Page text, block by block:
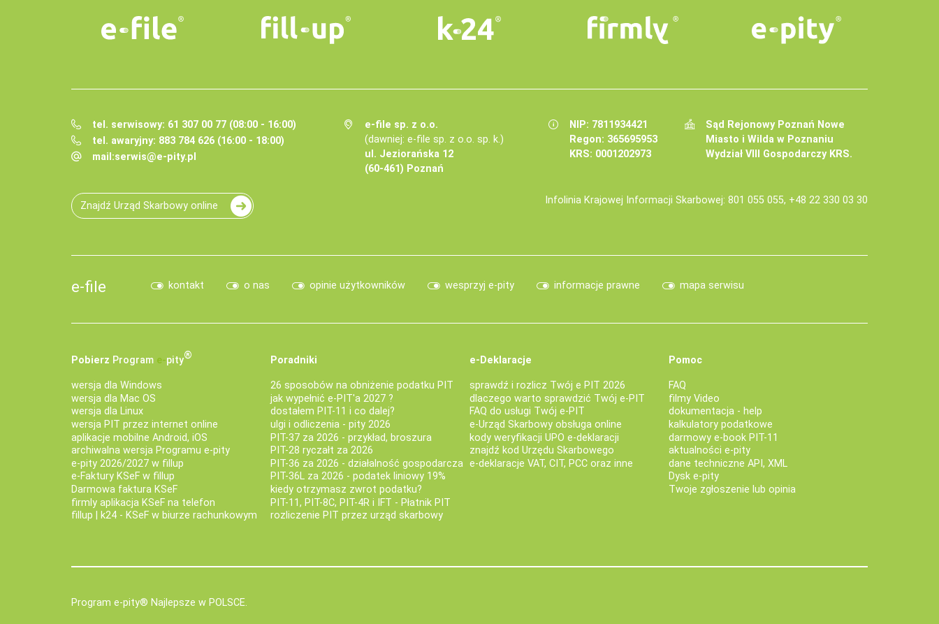
tel. serwisowy: 61 307 00 77 (08:00 - 16:00)
tel. awaryjny: 883 784 626 (16:00 - 18:00)
mail:serwis@e-pity.pl
e-file sp. z o.o.
(dawniej: e-file sp. z o.o. sp. k.)
ul. Jeziorańska 12
(60-461) Poznań
NIP: 7811934421
Regon: 365695953
KRS: 0001202973
Sąd Rejonowy Poznań Nowe
Miasto i Wilda w Poznaniu
Wydział VIII Gospodarczy KRS.
Znajdź Urząd Skarbowy online Infolinia Krajowej Informacji Skarbowej: 801 055 055, +48 22 330 03 30
e-file kontakt o nas opinie użytkowników wesprzyj e-pity informacje prawne mapa serwisu
Pobierz Program e‑pity®
wersja dla Windows
wersja dla Mac OS
wersja dla Linux
wersja PIT przez internet online
aplikacje mobilne Android, iOS
archiwalna wersja Programu e-pity
e-pity 2026/2027 w fillup
e‑Faktury KSeF w fillup
Darmowa faktura KSeF
firmly aplikacja KSeF na telefon
fillup | k24 - KSeF w biurze rachunkowym
Poradniki
26 sposobów na obniżenie podatku PIT
jak wypełnić e-PIT'a 2027 ?
dostałem PIT-11 i co dalej?
ulgi i odliczenia - pity 2026
PIT-37 za 2026 - przykład, broszura
PIT-28 ryczałt za 2026
PIT-36 za 2026 - działalność gospodarcza
PIT-36L za 2026 - podatek liniowy 19%
kiedy otrzymasz zwrot podatku?
PIT-11, PIT-8C, PIT-4R i IFT - Płatnik PIT
rozliczenie PIT przez urząd skarbowy
e-Deklaracje
sprawdź i rozlicz Twój e PIT 2026
dlaczego warto sprawdzić Twój e-PIT
FAQ do usługi Twój e-PIT
e-Urząd Skarbowy obsługa online
kody weryfikacji UPO e-deklaracji
znajdź kod Urzędu Skarbowego
e-deklaracje VAT, CIT, PCC oraz inne
Pomoc
FAQ
filmy Video
dokumentacja - help
kalkulatory podatkowe
darmowy e-book PIT-11
aktualności e-pity
dane techniczne API, XML
Dysk e-pity
Twoje zgłoszenie lub opinia
Program e-pity® Najlepsze w POLSCE.